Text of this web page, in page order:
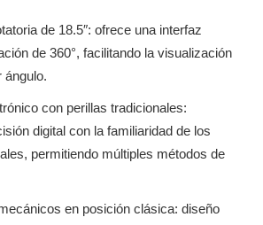
de 18.5″: ofrece una interfaz
de 360°, facilitando la visualización
ángulo.
con perillas tradicionales:
digital con la familiaridad de los
permitiendo múltiples métodos de
en posición clásica: diseño